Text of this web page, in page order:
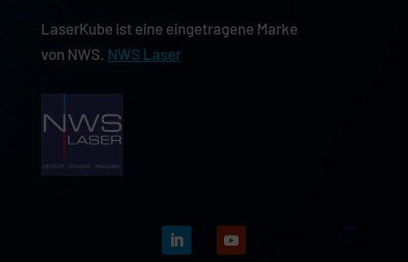
LaserKube ist eine eingetragene Marke
von NWS. NWS Laser